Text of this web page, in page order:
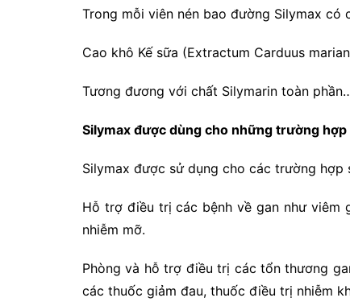
Trong mỗi viên nén bao đường Silymax có
Cao khô Kế sữa (Extractum Carduus
Tương đương với chất Silymarin toàn
Silymax được dùng cho những trường hợp
Silymax được sử dụng cho các trường hợp
Hỗ trợ điều trị các bệnh về gan như viêm
nhiễm mỡ.
Phòng và hỗ trợ điều trị các tổn thương
các thuốc giảm đau, thuốc điều trị nhiễm